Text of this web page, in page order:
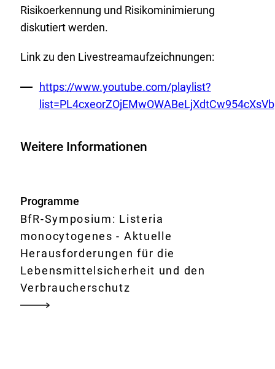
Risikoerkennung und Risikominimierung
diskutiert werden.
Link zu den Livestreamaufzeichnungen:
Externer
Link:
https://www.youtube.com/playlist?
list=PL4cxeorZOjEMwOWABeLjXdtCw954cXsVb
Weitere Informationen
Programme
BfR-Symposium: Listeria
monocytogenes - Aktuelle
Herausforderungen für die
Lebensmittelsicherheit und den
Verbraucherschutz